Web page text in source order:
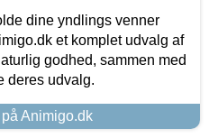
dine yndlings venner
et komplet udvalg af
godhed, sammen med
deres udvalg.
Animigo.dk